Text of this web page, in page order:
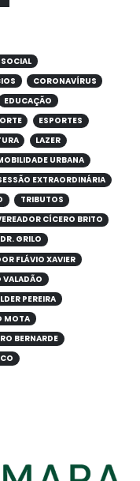
CORONAVÍRUS
EDUCAÇÃO
ESPORTES
LAZER
URBANA
EXTRAORDINÁRIA
TRIBUTOS
CÍCERO BRITO
GRILO
FLÁVIO XAVIER
VALADÃO
PEREIRA
MOTA
BERNARDE